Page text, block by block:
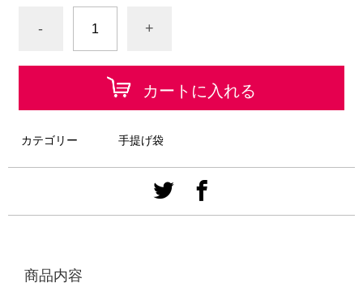
- +
カートに入れる
カテゴリー 手提げ袋
商品内容